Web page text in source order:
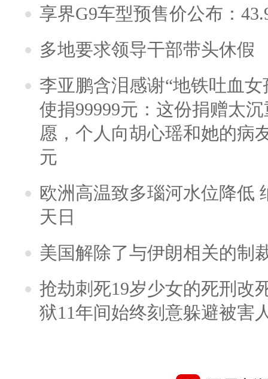
享界G9车型预售价公布：
多地要求领导干部带头休假
李亚鹏含泪感谢“地铁吐血
使捐99999元：这份捐赠太
愿，个人向胡心瑶和她的病
元
欧洲高温致多瑙河水位降低
天日
美国解除了与伊朗相关的制
抢劫刺死19岁少女的死刑改
狱11年间始终刻意躲避被害